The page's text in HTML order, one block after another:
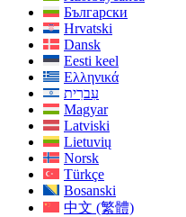
Български
Hrvatski
Dansk
Eesti keel
Ελληνικά
עִברִית
Magyar
Latviski
Lietuvių
Norsk
Türkçe
Bosanski
中文 (繁體)